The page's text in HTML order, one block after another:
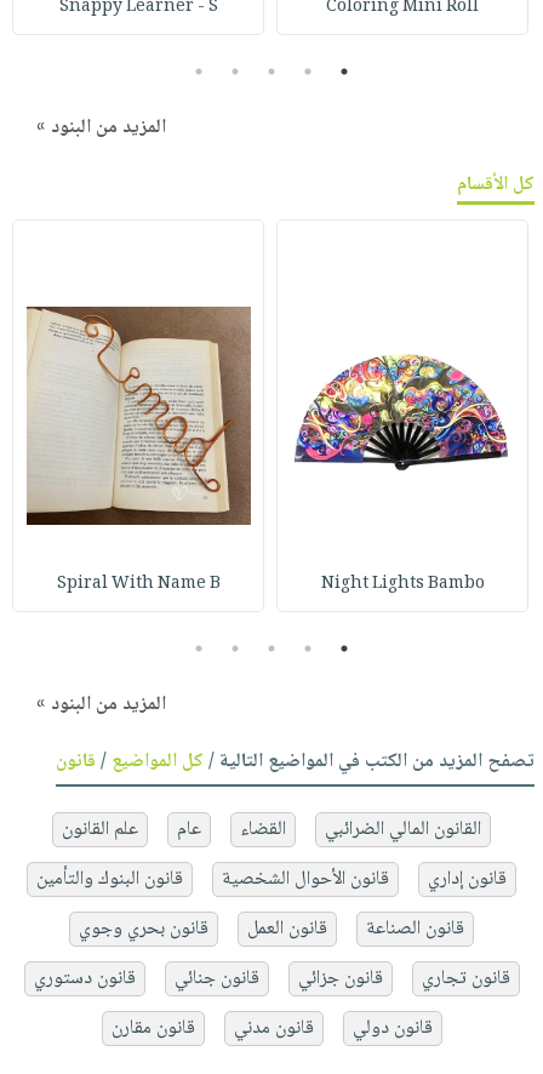
Coloring Mini Roll
Snappy Learner - S
1
2
3
4
5
المزيد من البنود »
كل الأقسام
Night Lights Bambo
Spiral With Name B
1
2
3
4
5
المزيد من البنود »
تصفح المزيد من الكتب في المواضيع التالية /كل المواضيع/قانون
القانون المالي الضرائبي القضاء عام
علم القانون
قانون إداري
قانون الأحوال الشخصية
قانون البنوك والتأمين
قانون الصناعة
قانون العمل
قانون بحري وجوي
قانون تجاري
قانون جزائي قانون جنائي
قانون دستوري
قانون دولي
قانون مدني قانون مقارن